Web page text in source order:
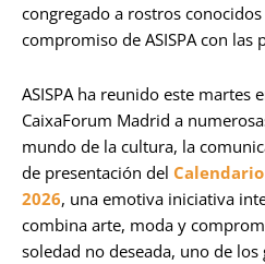
congregado a rostros
compromiso de ASISPA con las
ASISPA ha reunido este martes
CaixaForum Madrid a
mundo de la cultura, la
de presentación del Calendario
2026, una emotiva iniciativa
combina arte, moda y
soledad no deseada, uno de